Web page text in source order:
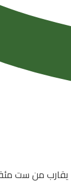
الدولي ما يقارب 31كم، يوجد